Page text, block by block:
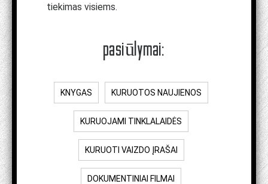
tiekimas visiems.
pasiūlymai:
KNYGAS KURUOTOS NAUJIENOS
KURUOJAMI TINKLALAIDĖS
KURUOTI VAIZDO ĮRAŠAI
DOKUMENTINIAI FILMAI